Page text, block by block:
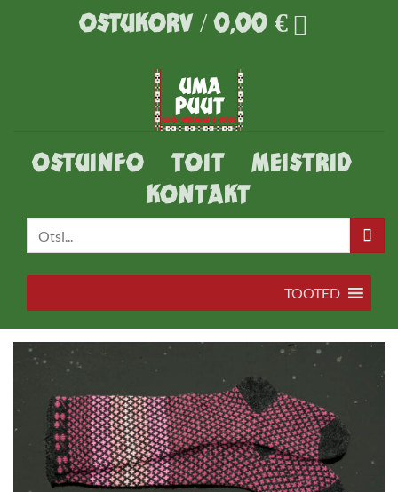
OSTUKORV /0,00 €
OSTUINFO TOIT
MEISTRID
KONTAKT
TOOTED